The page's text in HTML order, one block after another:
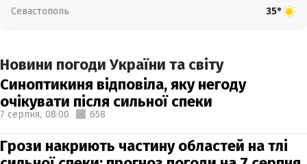
Севастополь 35°
Новини погоди України та світу
Синоптикиня відповіла, яку негоду
очікувати після сильної спеки
7 серпня, 08:00 658
Грози накриють частину областей на тлі